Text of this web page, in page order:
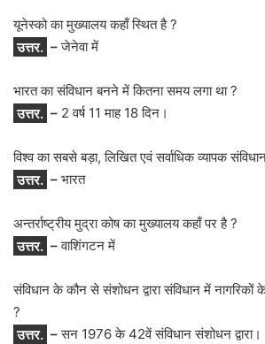
यूनेस्को का मुख्यालय कहाँ स्थित है ?
उत्तर. –जेनेवा में
भारत का संविधान बनने में कितना समय लगा था ?
उत्तर. – 2 वर्ष 11 माह 18 दिन।
विश्व का सबसे बड़ा, लिखित एवं सर्वाधिक व्यापक
उत्तर. – भारत
अन्तर्राष्ट्रीय मुद्रा कोष का मुख्यालय कहाँ पर है ?
उत्तर. –वाशिंगटन में
संविधान के कौन से संशोधन द्वारा संविधान में नागरिकों
?
उत्तर. –सन 1976 के 42वें संविधान संशोधन द्वारा।